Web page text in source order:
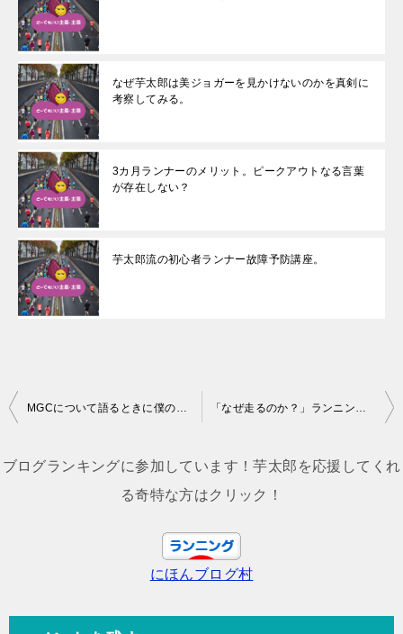
なぜ芋太郎は美ジョガーを見かけないのかを真剣に
考察してみる。
3カ月ランナーのメリット。ピークアウトなる言葉
が存在しない？
芋太郎流の初心者ランナー故障予防講座。
投
ナ
MGCについて語るときに僕の語ること 「なぜ走るのか？」ランニングにはまる人が行きつく質問。
ブログランキングに参加しています！芋太郎を応援してくれ
る奇特な方はクリック！
にほんブログ村